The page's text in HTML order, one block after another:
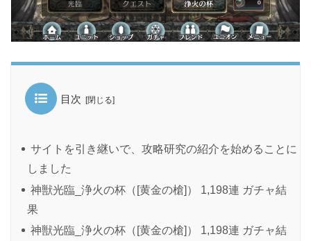
目次
サイトを引き継いで、攻略研究の紹介を始めることに
しました
神獣光臨_浄火の杯（[黄金の槍]） 1,198連 ガチャ結
果
神獣光臨_浄火の杯（[黄金の槍]） 1,198連 ガチャ結